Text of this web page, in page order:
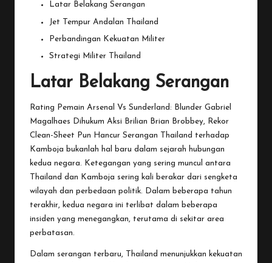
Latar Belakang Serangan
Jet Tempur Andalan Thailand
Perbandingan Kekuatan Militer
Strategi Militer Thailand
Latar Belakang Serangan
Rating Pemain Arsenal Vs Sunderland: Blunder Gabriel
Magalhaes Dihukum Aksi Brilian Brian Brobbey, Rekor
Clean-Sheet Pun Hancur Serangan Thailand terhadap
Kamboja bukanlah hal baru dalam sejarah hubungan
kedua negara. Ketegangan yang sering muncul antara
Thailand dan Kamboja sering kali berakar dari sengketa
wilayah dan perbedaan politik. Dalam beberapa tahun
terakhir, kedua negara ini terlibat dalam beberapa
insiden yang menegangkan, terutama di sekitar area
perbatasan.
Dalam serangan terbaru, Thailand menunjukkan kekuatan